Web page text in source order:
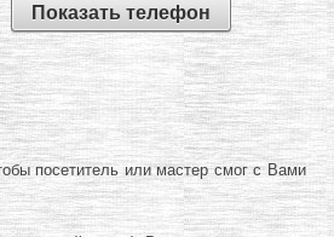
Показать телефон
посетитель или мастер смог с Вами